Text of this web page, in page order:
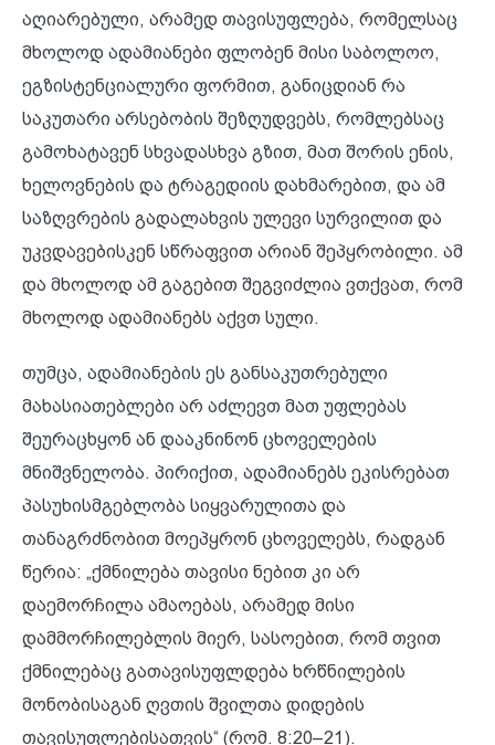
აღიარებული, არამედ თავისუფლება, რომელსაც
მხოლოდ ადამიანები ფლობენ მისი საბოლოო,
ეგზისტენციალური ფორმით, განიცდიან რა
საკუთარი არსებობის შეზღუდვებს, რომლებსაც
გამოხატავენ სხვადასხვა გზით, მათ შორის ენის,
ხელოვნების და ტრაგედიის დახმარებით, და ამ
საზღვრების გადალახვის ულევი სურვილით და
უკვდავებისკენ სწრაფვით არიან შეპყრობილი. ამ
და მხოლოდ ამ გაგებით შეგვიძლია ვთქვათ, რომ
მხოლოდ ადამიანებს აქვთ სული.
თუმცა, ადამიანების ეს განსაკუთრებული
მახასიათებლები არ აძლევთ მათ უფლებას
შეურაცხყონ ან დააკნინონ ცხოველების
მნიშვნელობა. პირიქით, ადამიანებს ეკისრებათ
პასუხისმგებლობა სიყვარულითა და
თანაგრძნობით მოეპყრონ ცხოველებს, რადგან
წერია: „ქმნილება თავისი ნებით კი არ
დაემორჩილა ამაოებას, არამედ მისი
დამმორჩილებლის მიერ, სასოებით, რომ თვით
ქმნილებაც გათავისუფლდება ხრწნილების
მონობისაგან ღვთის შვილთა დიდების
თავისუფლებისათვის“ (რომ. 8:20–21).